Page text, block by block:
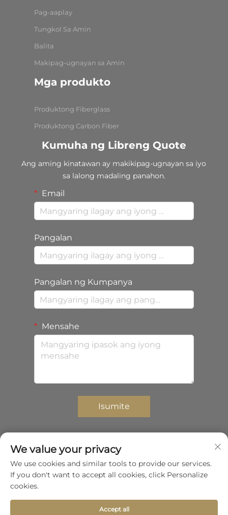
Pag-aaplay
Tungkol Sa Amin
Balita
Makipag-ugnayan sa Amin
Mga produkto
Produktong Fiberglass
Produktong Carbon Fiber
Kumuha ng Libreng Quote
Ang aming kinatawan ay makikipag-ugnayan sa iyo
sa lalong madaling panahon.
Email
Pangalan
Pangalan ng Kumpanya
Mensahe
Isumite
Copyright © 2025 Shenzhen Zhongda Composites
Co.,Ltd. Lahat ng karapatan ay reserbado.
Patakaran sa Pagkapribado
Ilipat pataas
We value your privacy
We use cookies and similar tools to provide our services.
If you don't want to accept all cookies, click Personalize
cookies.
Accept all